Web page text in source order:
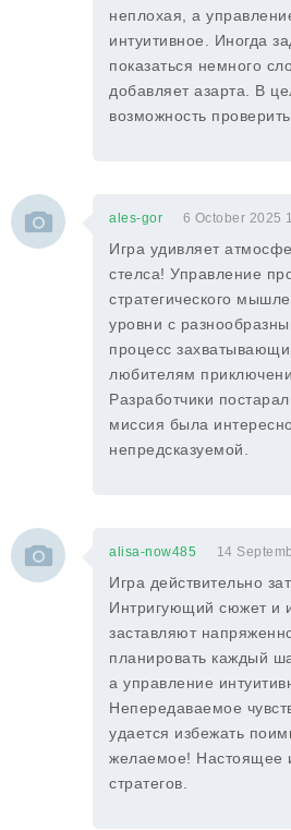
неплохая, а
интуитивное. Иногда
показаться немного
добавляет азарта. В
возможность
ales-gor 6 October 2025
Игра удивляет
стелса! Управление
стратегического
уровни с
процесс
любителям
Разработчики
миссия была
непредсказуемой.
alisa-now485 14
Игра действительно
Интригующий сюжет и
заставляют
планировать каждый
а управление
Непередаваемое
удается избежать
желаемое! Настоящее
стратегов.